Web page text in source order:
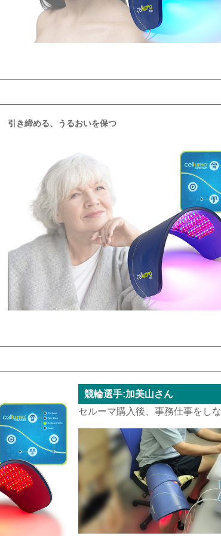
引き締める、うるおいを保つ
競輪選手:加美山さん
セルーマ購入後、事務仕事をし